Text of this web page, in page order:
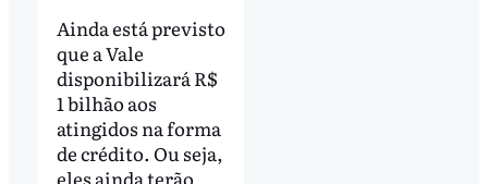
Ainda está previsto
que a Vale
disponibilizará R$
1 bilhão aos
atingidos na forma
de crédito. Ou seja,
eles ainda terão